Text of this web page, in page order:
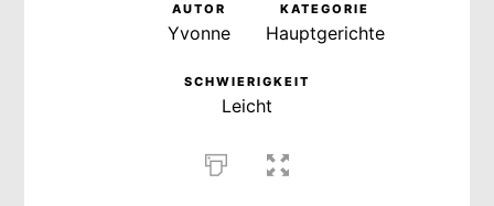
AUTOR
Yvonne
KATEGORIE
Hauptgerichte
SCHWIERIGKEIT
Leicht